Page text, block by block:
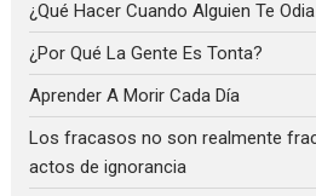
¿Qué Hacer Cuando Alguien Te
¿Por Qué La Gente Es Tonta?
Aprender A Morir Cada Día
Los fracasos no son realmente
actos de ignorancia